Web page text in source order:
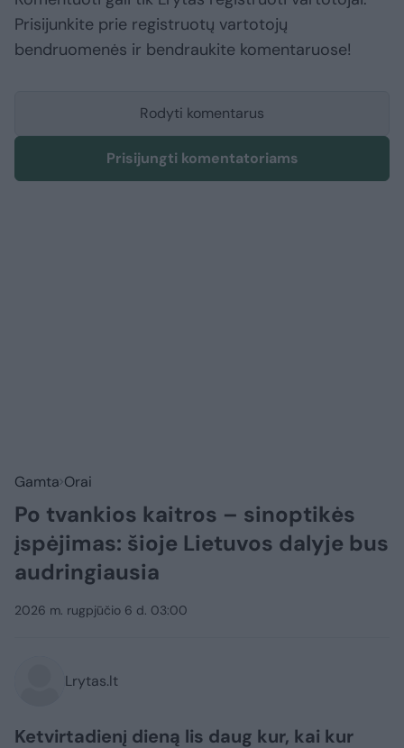
Prisijunkite prie registruotų vartotojų
bendruomenės ir bendraukite komentaruose!
Rodyti komentarus
Prisijungti komentatoriams
Gamta Orai
Po tvankios kaitros – sinoptikės
įspėjimas: šioje Lietuvos dalyje bus
audringiausia
2026 m. rugpjūčio 6 d. 03:00
Lrytas.lt
Ketvirtadienį dieną lis daug kur, kai kur